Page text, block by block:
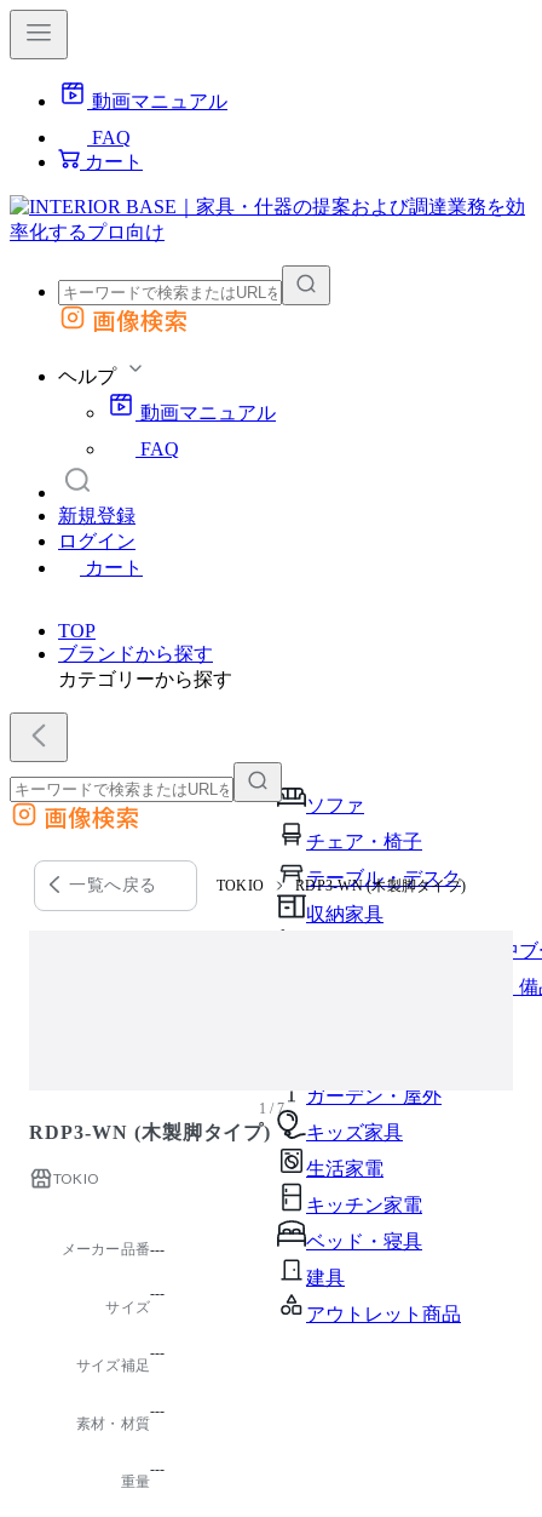
動画マニュアル
FAQ
カート
外部サイトの商品をカートに追加
画像検索
ヘルプ
動画マニュアル
FAQ
新規登録
ログイン
カート
TOP
ブランドから探す
カテゴリーから探す
ソファ
チェア・椅子
テーブル・デスク
収納家具
パーソナルブース・集中
オフィスアクセサリー・
ガーデン・屋外
キッズ家具
生活家電
キッチン家電
ベッド・寝具
建具
アウトレット商品
外部サイトの商品をカートに追加
他のサイトで見つけた商品ページのURLを貼り付けて、カートに追加できます
画像検索
一覧へ戻る TOKIO RDP3-WN (木製脚タイプ)
1 / 7
RDP3-WN (木製脚タイプ)
TOKIO
メーカー品番---
サイズ
---
サイズ補足
---
素材・材質
---
重量
---